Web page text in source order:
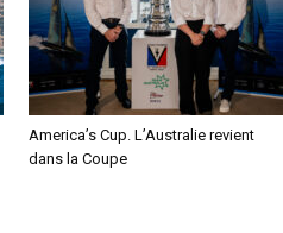
America’s Cup. L’Australie revient
dans la Coupe